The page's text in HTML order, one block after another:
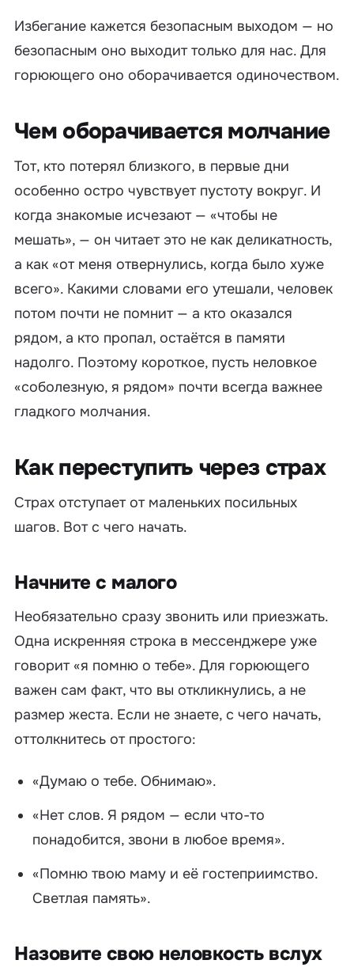
Избегание кажется безопасным выходом — но
безопасным оно выходит только для нас. Для
горюющего оно оборачивается одиночеством.
Чем оборачивается молчание
Тот, кто потерял близкого, в первые дни
особенно остро чувствует пустоту вокруг. И
когда знакомые исчезают — «чтобы не
мешать», — он читает это не как деликатность,
а как «от меня отвернулись, когда было хуже
всего». Какими словами его утешали, человек
потом почти не помнит — а кто оказался
рядом, а кто пропал, остаётся в памяти
надолго. Поэтому короткое, пусть неловкое
«соболезную, я рядом» почти всегда важнее
гладкого молчания.
Как переступить через страх
Страх отступает от маленьких посильных
шагов. Вот с чего начать.
Начните с малого
Необязательно сразу звонить или приезжать.
Одна искренняя строка в мессенджере уже
говорит «я помню о тебе». Для горюющего
важен сам факт, что вы откликнулись, а не
размер жеста. Если не знаете, с чего начать,
оттолкнитесь от простого:
«Думаю о тебе. Обнимаю».
«Нет слов. Я рядом — если что-то
понадобится, звони в любое время».
«Помню твою маму и её гостеприимство.
Светлая память».
Назовите свою неловкость вслух